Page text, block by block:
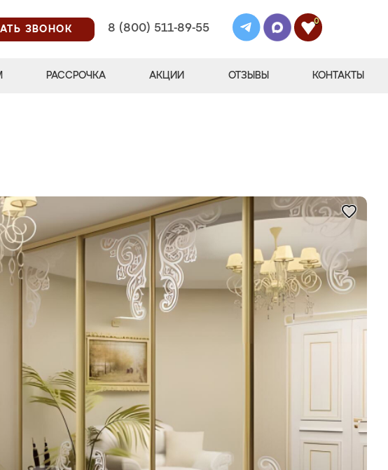
ЗВОНОК
8 (800) 511-89-55
0
РАССРОЧКА АКЦИИ ОТЗЫВЫ КОНТАКТЫ